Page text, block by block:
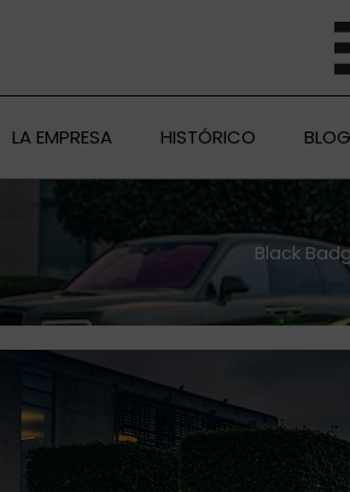
LA EMPRESA HISTÓRICO
Black